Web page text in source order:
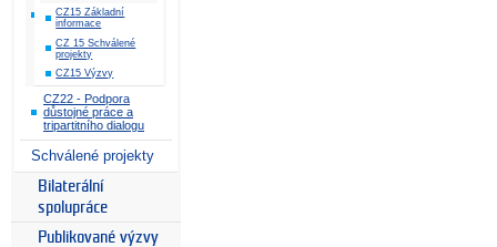
CZ15 Základní
informace
CZ 15 Schválené
projekty
CZ15 Výzvy
CZ22 - Podpora
důstojné práce a
tripartitního dialogu
Schválené projekty
Bilaterální
spolupráce
Publikované výzvy